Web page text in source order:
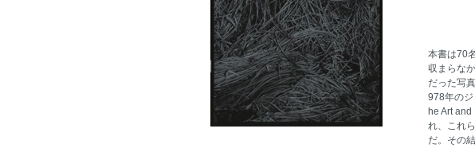
本書は70
収まらな
だった写
978年の
he Art
れ、これ
だ。その